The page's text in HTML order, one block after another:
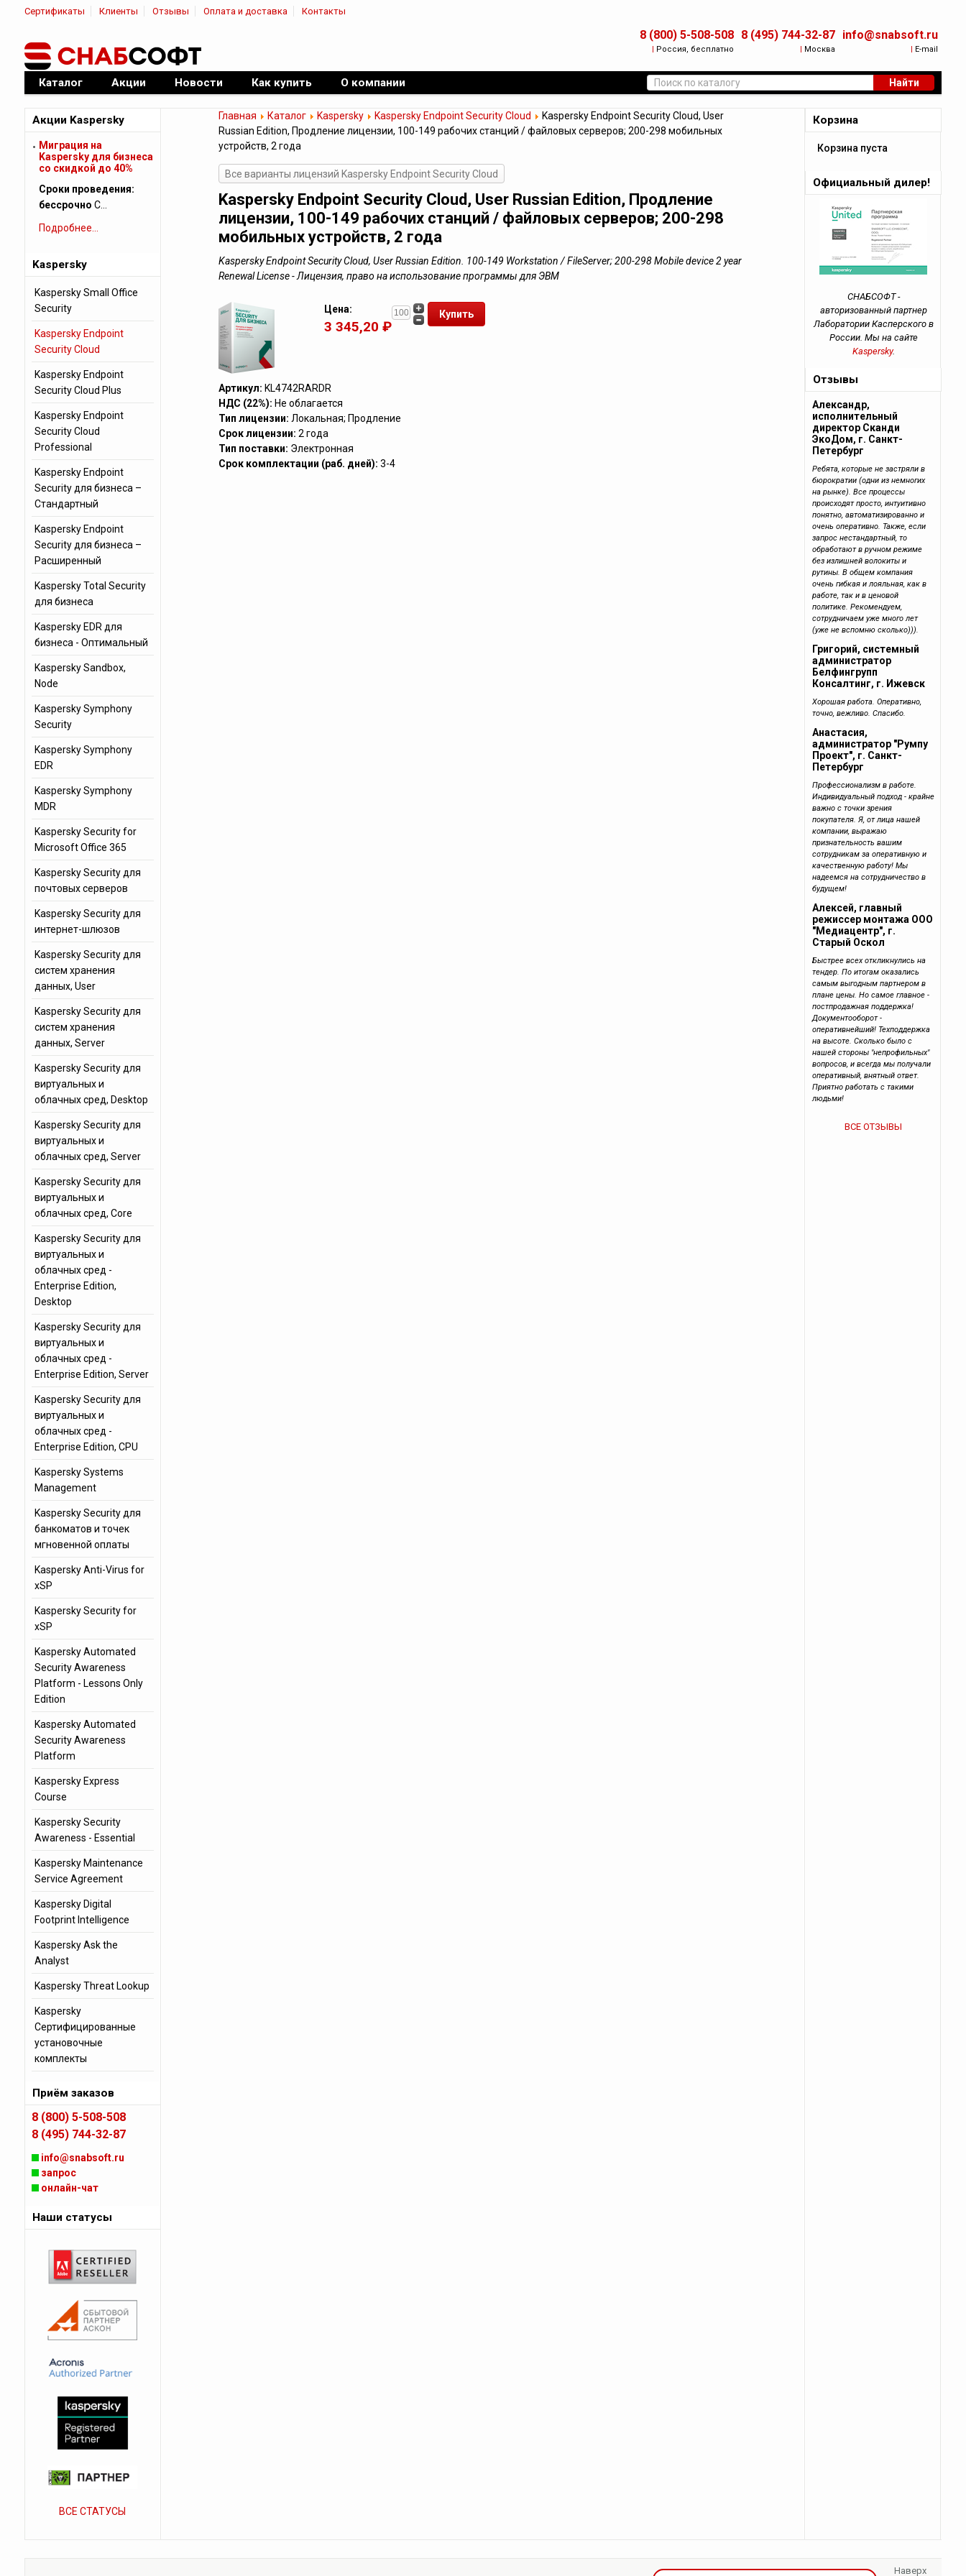
Сертификаты Клиенты Отзывы Оплата и доставка Контакты
8 (800) 5-508-508
| Россия, бесплатно
8 (495) 744-32-87
| Москва
info@snabsoft.ru
| E-mail
Официальный дилер ПО
Каталог Акции Новости Как купить О компании Найти
Главная Каталог Kaspersky Kaspersky Endpoint Security Cloud
Kaspersky Endpoint Security Cloud, User
Russian Edition, Продление лицензии, 100-149 рабочих станций / файловых серверов; 200-298 мобильных
устройств, 2 года
Все варианты лицензий Kaspersky Endpoint Security Cloud
Kaspersky Endpoint Security Cloud, User Russian Edition, Продление
лицензии, 100-149 рабочих станций / файловых серверов; 200-298
мобильных устройств, 2 года
Kaspersky Endpoint Security Cloud, User Russian Edition. 100-149 Workstation / FileServer; 200-298 Mobile device 2 year
Renewal License - Лицензия, право на использование программы для ЭВМ
Цена:
3 345,20 ₽
Артикул: KL4742RARDR
НДС (22%): Не облагается
Тип лицензии: Локальная; Продление
Срок лицензии: 2 года
Тип поставки: Электронная
Срок комплектации (раб. дней): 3-4
Акции Kaspersky
Миграция на
Kaspersky для бизнеса
cо скидкой до 40%
Сроки проведения:
бессрочно С…
Подробнее...
Kaspersky
Kaspersky Small Office
Security
Kaspersky Endpoint
Security Cloud
Kaspersky Endpoint
Security Cloud Plus
Kaspersky Endpoint
Security Cloud
Professional
Kaspersky Endpoint
Security для бизнеса –
Стандартный
Kaspersky Endpoint
Security для бизнеса –
Расширенный
Kaspersky Total Security
для бизнеса
Kaspersky EDR для
бизнеса - Оптимальный
Kaspersky Sandbox,
Node
Kaspersky Symphony
Security
Kaspersky Symphony
EDR
Kaspersky Symphony
MDR
Kaspersky Security for
Microsoft Office 365
Kaspersky Security для
почтовых серверов
Kaspersky Security для
интернет-шлюзов
Kaspersky Security для
систем хранения
данных, User
Kaspersky Security для
систем хранения
данных, Server
Kaspersky Security для
виртуальных и
облачных сред, Desktop
Kaspersky Security для
виртуальных и
облачных сред, Server
Kaspersky Security для
виртуальных и
облачных сред, Core
Kaspersky Security для
виртуальных и
облачных сред -
Enterprise Edition,
Desktop
Kaspersky Security для
виртуальных и
облачных сред -
Enterprise Edition, Server
Kaspersky Security для
виртуальных и
облачных сред -
Enterprise Edition, CPU
Kaspersky Systems
Management
Kaspersky Security для
банкоматов и точек
мгновенной оплаты
Kaspersky Anti-Virus for
xSP
Kaspersky Security for
xSP
Kaspersky Automated
Security Awareness
Platform - Lessons Only
Edition
Kaspersky Automated
Security Awareness
Platform
Kaspersky Express
Course
Kaspersky Security
Awareness - Essential
Kaspersky Maintenance
Service Agreement
Kaspersky Digital
Footprint Intelligence
Kaspersky Ask the
Analyst
Kaspersky Threat Lookup
Kaspersky
Сертифицированные
установочные
комплекты
Приём заказов
8 (800) 5-508-508
8 (495) 744-32-87
info@snabsoft.ru
запрос
онлайн-чат
Наши статусы
ВСЕ СТАТУСЫ
Корзина
Корзина пуста
Официальный дилер!
СНАБСОФТ -
авторизованный партнер
Лаборатории Касперского в
России. Мы на сайте
Kaspersky.
Отзывы
Александр,
исполнительный
директор Сканди
ЭкоДом, г. Санкт-
Петербург
Ребята, которые не застряли в
бюрократии (одни из немногих
на рынке). Все процессы
происходят просто, интуитивно
понятно, автоматизированно и
очень оперативно. Также, если
запрос нестандартный, то
обработают в ручном режиме
без излишней волокиты и
рутины. В общем компания
очень гибкая и лояльная, как в
работе, так и в ценовой
политике. Рекомендуем,
сотрудничаем уже много лет
(уже не вспомню сколько))).
Григорий, системный
администратор
Белфингрупп
Консалтинг, г. Ижевск
Хорошая работа. Оперативно,
точно, вежливо. Спасибо.
Анастасия,
администратор "Румпу
Проект", г. Санкт-
Петербург
Профессионализм в работе.
Индивидуальный подход - крайне
важно с точки зрения
покупателя. Я, от лица нашей
компании, выражаю
признательность вашим
сотрудникам за оперативную и
качественную работу! Мы
надеемся на сотрудничество в
будущем!
Алексей, главный
режиссер монтажа ООО
"Медиацентр", г.
Старый Оскол
Быстрее всех откликнулись на
тендер. По итогам оказались
самым выгодным партнером в
плане цены. Но самое главное -
постпродажная поддержка!
Документооборот -
оперативнейший! Техподдержка
на высоте. Сколько было с
нашей стороны "непрофильных"
вопросов, и всегда мы получали
оперативный, внятный ответ.
Приятно работать с такими
людьми!
ВСЕ ОТЗЫВЫ
Наверх